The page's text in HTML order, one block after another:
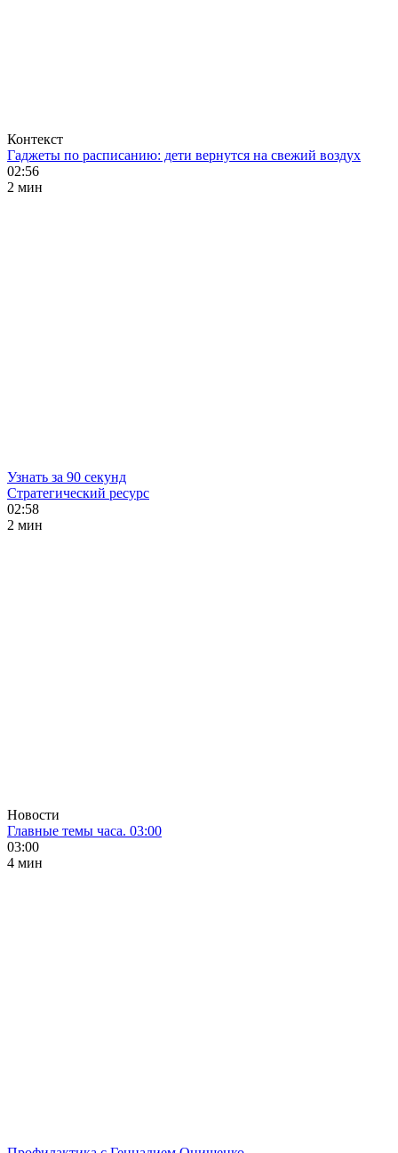
Контекст
Гаджеты по расписанию: дети вернутся на свежий воздух
02:56
2 мин
Узнать за 90 секунд
Стратегический ресурс
02:58
2 мин
Новости
Главные темы часа. 03:00
03:00
4 мин